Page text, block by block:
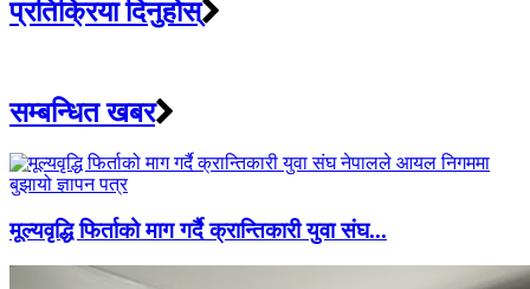
प्रतिक्रिया दिनुहोस्
सम्बन्धित खबर
मूल्यवृद्धि फिर्ताको माग गर्दै क्रान्तिकारी युवा संघ...